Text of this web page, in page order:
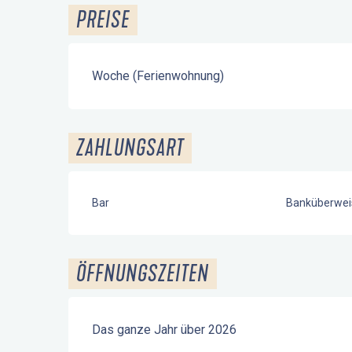
PREISE
Woche (Ferienwohnung)
ZAHLUNGSART
Bar
ÖFFNUNGSZEITEN
Das ganze Jahr über 2026